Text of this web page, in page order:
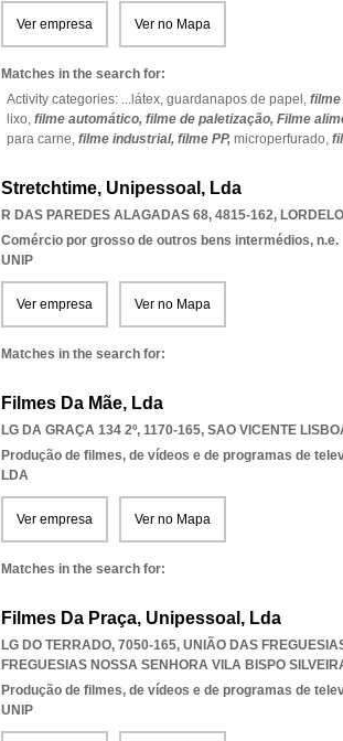
Ver empresa Ver no Mapa
Matches in the search for:
Activity categories: ... látex, guardanapos de papel,
lixo, filme automático, filme de paletização, Filme
para carne, filme industrial, filme PP, microperfurado,
Stretchtime, Unipessoal, Lda
R DAS PAREDES ALAGADAS 68, 4815-162,
Comércio por grosso de outros bens intermédios, n.e.
UNIP
Ver empresa Ver no Mapa
Matches in the search for:
Filmes Da Mãe, Lda
LG DA GRAÇA 134 2º, 1170-165, SAO VICENTE
Produção de filmes, de vídeos e de programas de
LDA
Ver empresa Ver no Mapa
Matches in the search for:
Filmes Da Praça, Unipessoal, Lda
LG DO TERRADO, 7050-165, UNIÃO DAS
FREGUESIAS NOSSA SENHORA VILA BISPO
Produção de filmes, de vídeos e de programas de
UNIP